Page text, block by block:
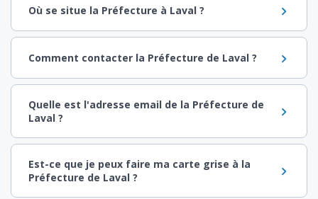
Où se situe la Préfecture à Laval ?
Comment contacter la Préfecture de Laval ?
Quelle est l'adresse email de la Préfecture de
Laval ?
Est-ce que je peux faire ma carte grise à la
Préfecture de Laval ?